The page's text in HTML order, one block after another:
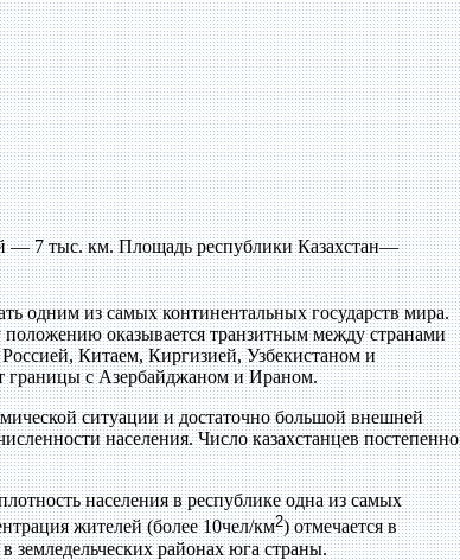
— 7 тыс. км. Площадь республики Казахстан—
одним из самых континентальных государств мира.
положению оказывается транзитным между странами
Китаем, Киргизией, Узбекистаном и
границы с Азербайджаном и Ираном.
ситуации и достаточно большой внешней
населения. Число казахстанцев постепенно
населения в республике одна из самых
жителей (более 10чел/км2) отмечается в
земледельческих районах юга страны.